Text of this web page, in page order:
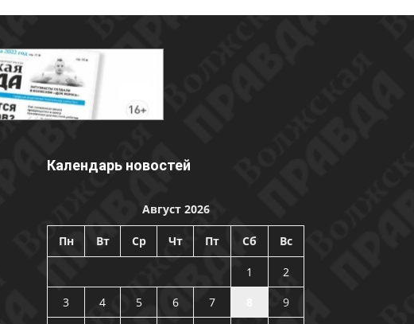
Календарь новостей
Август 2026
Пн Вт Ср Чт Пт Сб Вс
1
2
3
4 5 6 7
9